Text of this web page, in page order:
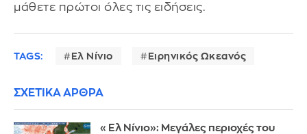
μάθετε πρώτοι όλες τις ειδήσεις.
TAGS: Ελ Νίνιο Ειρηνικός Ωκεανός
ΣΧΕΤΙΚΑ ΑΡΘΡΑ
«Ελ Νίνιο»: Μεγάλες περιοχές του